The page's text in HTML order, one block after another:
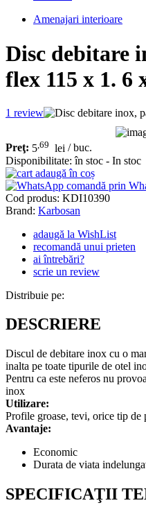
Amenajari interioare
Disc debitare
flex 115 x 1. 6
1 review
Preţ: 5 ,69 lei / buc.
Disponibilitate: în stoc - In stoc
adaugă în coș
comandă prin
Cod produs: KDI10390
Brand: Karbosan
adaugă la WishList
recomandă unui prieten
ai întrebări?
scrie un review
Distribuie pe:
DESCRIERE
Discul de debitare inox cu o
inalta pe toate tipurile de otel
Pentru ca este neferos nu
inox
Utilizare:
Profile groase, tevi, orice tip
Avantaje:
Economic
Durata de viata
SPECIFICAŢII